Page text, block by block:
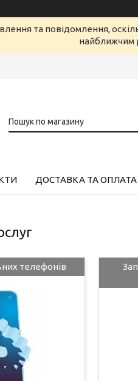
та повідомлення,
найближчим
ДОСТАВКА ТА ОПЛАТА
телефонів